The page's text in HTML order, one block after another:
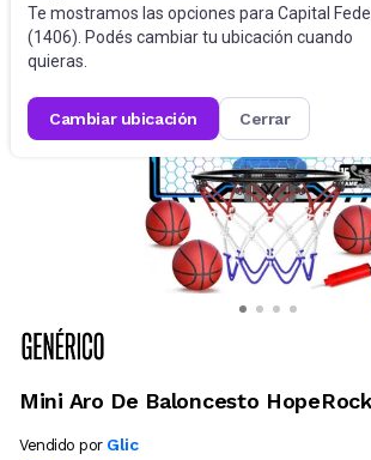
Te mostramos las opciones para Capital
(1406). Podés cambiar tu ubicación cuando
quieras.
cambiar ubicación cerrar
Mini Aro De Baloncesto
Vendido por Glic